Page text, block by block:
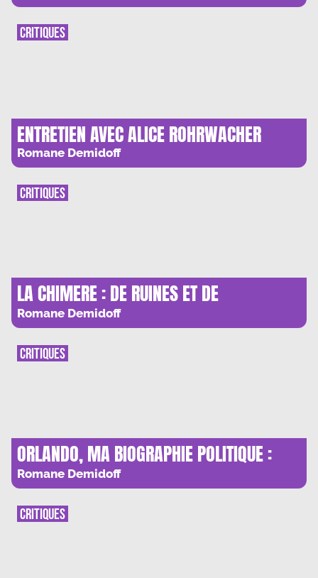
ENTRETIEN AVEC ALICE ROHRWACHER
Romane Demidoff
CRITIQUES
LA CHIMERE : DE RUINES ET DE
MERVEILLES
Romane Demidoff
CRITIQUES
ORLANDO, MA BIOGRAPHIE POLITIQUE :
COMBATS ET METAMORPHOSES
Romane Demidoff
CRITIQUES
CRITIQUES